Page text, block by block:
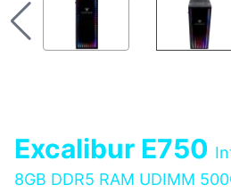
Excalibur E750
8GB DDR5 RAM UDIMM